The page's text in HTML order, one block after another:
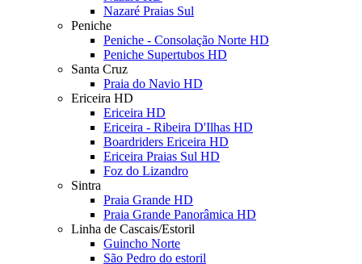
Nazaré Praias Sul
Peniche
Peniche - Consolação Norte HD
Peniche Supertubos HD
Santa Cruz
Praia do Navio HD
Ericeira HD
Ericeira HD
Ericeira - Ribeira D'Ilhas HD
Boardriders Ericeira HD
Ericeira Praias Sul HD
Foz do Lizandro
Sintra
Praia Grande HD
Praia Grande Panorâmica HD
Linha de Cascais/Estoril
Guincho Norte
São Pedro do estoril